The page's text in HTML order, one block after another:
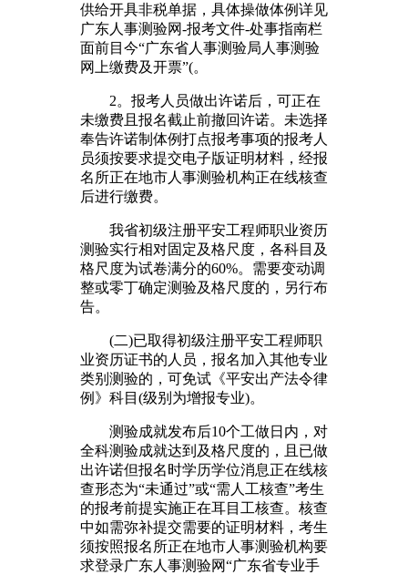
供给开具非税单据，具体操做体例详见
广东人事测验网-报考文件-处事指南栏
面前目今“广东省人事测验局人事测验
网上缴费及开票”(。
2。报考人员做出许诺后，可正在
未缴费且报名截止前撤回许诺。未选择
奉告许诺制体例打点报考事项的报考人
员须按要求提交电子版证明材料，经报
名所正在地市人事测验机构正在线核查
后进行缴费。
我省初级注册平安工程师职业资历
测验实行相对固定及格尺度，各科目及
格尺度为试卷满分的60%。需要变动调
整或零丁确定测验及格尺度的，另行布
告。
(二)已取得初级注册平安工程师职
业资历证书的人员，报名加入其他专业
类别测验的，可免试《平安出产法令律
例》科目(级别为增报专业)。
测验成就发布后10个工做日内，对
全科测验成就达到及格尺度的，且已做
出许诺但报名时学历学位消息正在线核
查形态为“未通过”或“需人工核查”考生
的报考前提实施正在耳目工核查。核查
中如需弥补提交需要的证明材料，考生
须按照报名所正在地市人事测验机构要
求登录广东人事测验网“广东省专业手